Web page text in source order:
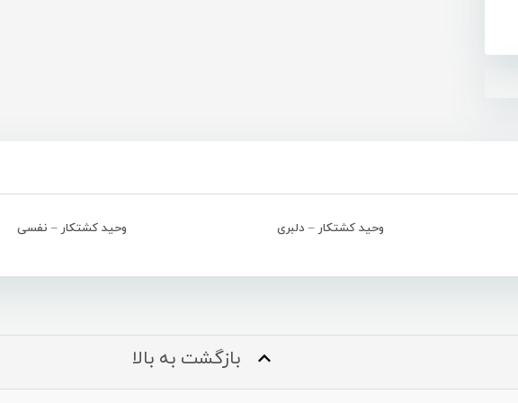
وحید کشتکار – دلبری وحید کشتکار – نفسی
بازگشت به بالا